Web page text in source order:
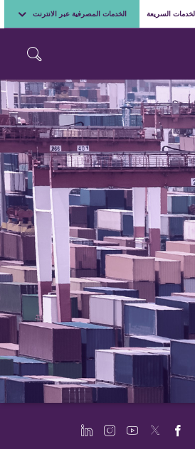
الخدمات السريعة الخدمات المصرفية عبر الانترنت